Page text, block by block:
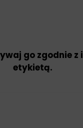
go zgodnie
etykietą.